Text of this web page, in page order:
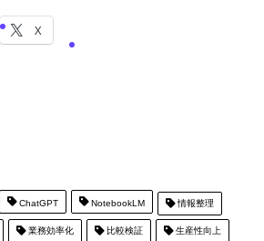
X
ChatGPT NotebookLM 情報整理
業務効率化 比較検証 生産性向上